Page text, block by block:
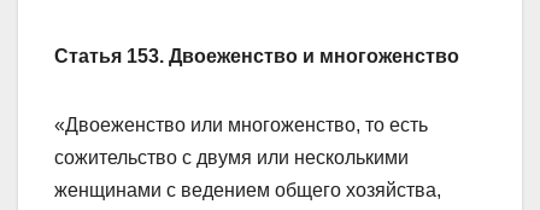
Статья 153. Двоеженство и многоженство
«Двоеженство или многоженство, то есть
сожительство с двумя или несколькими
женщинами с ведением общего хозяйства,